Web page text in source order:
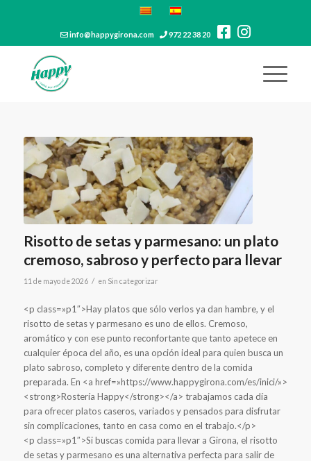
info@happygirona.com 972 22 38 20
Risotto de setas y parmesano: un plato
cremoso, sabroso y perfecto para llevar
11 de mayo de 2026 / en Sin categorizar
<p class=»p1″>Hay platos que sólo verlos ya dan hambre, y el
risotto de setas y parmesano es uno de ellos. Cremoso,
aromático y con ese punto reconfortante que tanto apetece en
cualquier época del año, es una opción ideal para quien busca un
plato sabroso, completo y diferente dentro de la comida
preparada. En <a href=»https://www.happygirona.com/es/inici/»>
<strong>Rostería Happy</strong></a> trabajamos cada día
para ofrecer platos caseros, variados y pensados ​​para disfrutar
sin complicaciones, tanto en casa como en el trabajo.</p>
<p class=»p1″>Si buscas comida para llevar a Girona, el risotto
de setas y parmesano es una alternativa perfecta para salir de